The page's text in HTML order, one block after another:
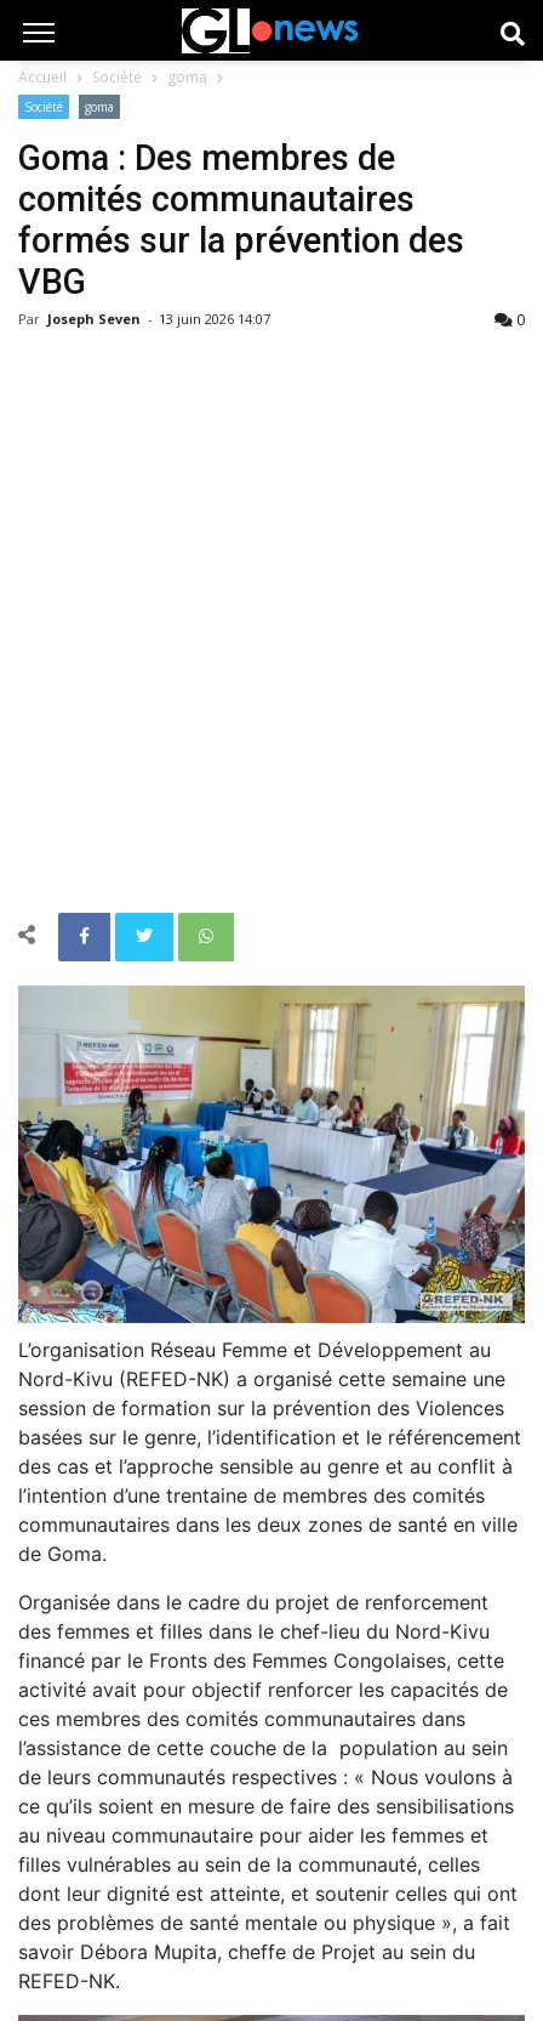
Accueil Société goma
Société goma
Goma : Des membres de
comités communautaires
formés sur la prévention des
VBG
Par Joseph Seven - 13 juin 2026 14:07 0
L’organisation Réseau Femme et Développement au
Nord-Kivu (REFED-NK) a organisé cette semaine une
session de formation sur la prévention des Violences
basées sur le genre, l’identification et le référencement
des cas et l’approche sensible au genre et au conflit à
l’intention d’une trentaine de membres des comités
communautaires dans les deux zones de santé en ville
de Goma.
Organisée dans le cadre du projet de renforcement
des femmes et filles dans le chef-lieu du Nord-Kivu
financé par le Fronts des Femmes Congolaises, cette
activité avait pour objectif renforcer les capacités de
ces membres des comités communautaires dans
l’assistance de cette couche de la population au sein
de leurs communautés respectives : « Nous voulons à
ce qu’ils soient en mesure de faire des sensibilisations
au niveau communautaire pour aider les femmes et
filles vulnérables au sein de la communauté, celles
dont leur dignité est atteinte, et soutenir celles qui ont
des problèmes de santé mentale ou physique », a fait
savoir Débora Mupita, cheffe de Projet au sein du
REFED-NK.